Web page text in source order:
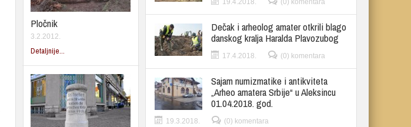
Pločnik
3.2.2012.
Detaljnije...
19.4.2018. (0) komentara
Dečak i arheolog amater otkrili blago
danskog kralja Haralda Plavozubog
17.4.2018. (0) komentara
Sajam numizmatike i antikviteta
„Arheo amatera Srbije“ u Aleksincu
01.04.2018. god.
19.3.2018. (0) komentara